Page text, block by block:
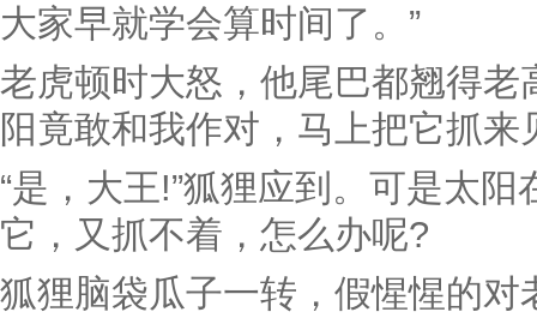
大家早就学会算时间了。”
老虎顿时大怒，他尾巴都翘得老
阳竟敢和我作对，马上把它抓来
“是，大王!”狐狸应到。可是太
它，又抓不着，怎么办呢?
狐狸脑袋瓜子一转，假惺惺的对